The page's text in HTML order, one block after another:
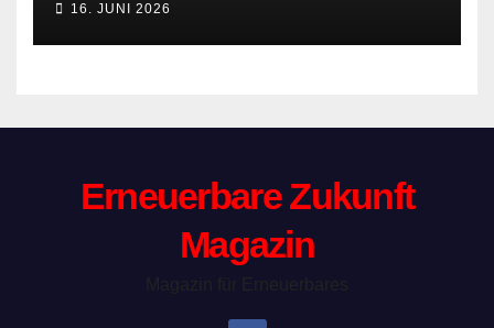
16. JUNI 2026
Erneuerbare Zukunft
Magazin